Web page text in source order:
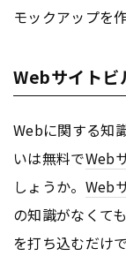
モックアップを
Webサイトビ
Webに関する知
いは無料でWeb
しょうか。 Web
の知識がなくて
を打ち込むだけで